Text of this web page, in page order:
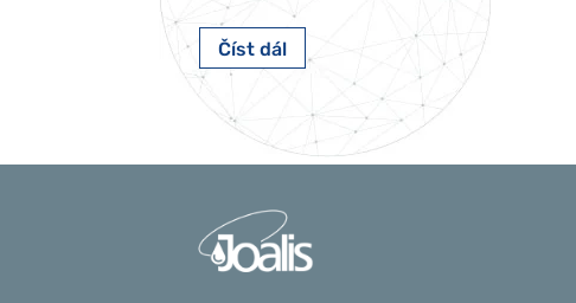
Číst dál